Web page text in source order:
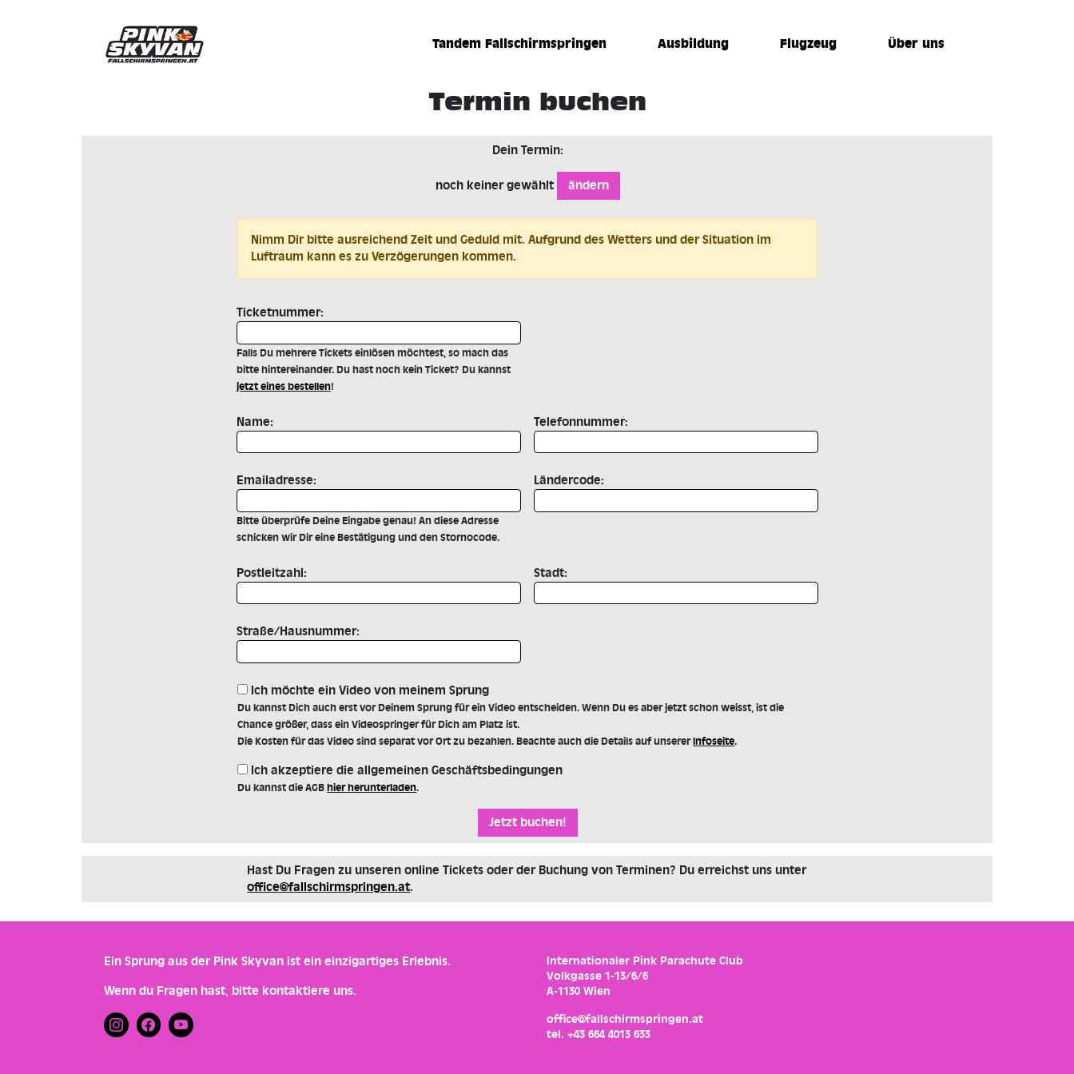
Tandem Fallschirmspringen Ausbildung Flugzeug Über uns
Termin buchen
Dein Termin:
noch keiner gewählt ändern
Nimm Dir bitte ausreichend Zeit und Geduld mit. Aufgrund des Wetters und der Situation im
Luftraum kann es zu Verzögerungen kommen.
Ticketnummer:
Falls Du mehrere Tickets einlösen möchtest, so mach das
bitte hintereinander. Du hast noch kein Ticket? Du kannst
jetzt eines bestellen!
Name: Telefonnummer:
Emailadresse:
Bitte überprüfe Deine Eingabe genau! An diese Adresse
schicken wir Dir eine Bestätigung und den Stornocode.
Ländercode:
Postleitzahl: Stadt:
Straße/Hausnummer:
Ich möchte ein Video von meinem Sprung
Du kannst Dich auch erst vor Deinem Sprung für ein Video entscheiden. Wenn Du es aber jetzt schon weisst, ist die
Chance größer, dass ein Videospringer für Dich am Platz ist.
Die Kosten für das Video sind separat vor Ort zu bezahlen. Beachte auch die Details auf unsererInfoseite.
Ich akzeptiere die allgemeinen Geschäftsbedingungen
Du kannst die AGBhier herunterladen.
Hast Du Fragen zu unseren online Tickets oder der Buchung von Terminen? Du erreichst uns unter
office@fallschirmspringen.at.
Ein Sprung aus der Pink Skyvan ist ein einzigartiges Erlebnis.
Wenn du Fragen hast, bitte kontaktiere uns.
Internationaler Pink Parachute Club
Volkgasse 1-13/6/6
A-1130 Wien
office@fallschirmspringen.at
tel. +43 664 4013 633